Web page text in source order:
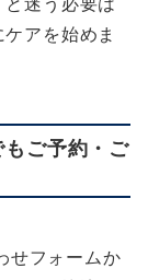
アを始めま
ご予約・ご
せフォームか